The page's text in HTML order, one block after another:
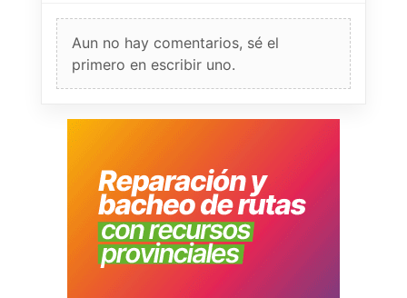
Aun no hay comentarios, sé el
primero en escribir uno.